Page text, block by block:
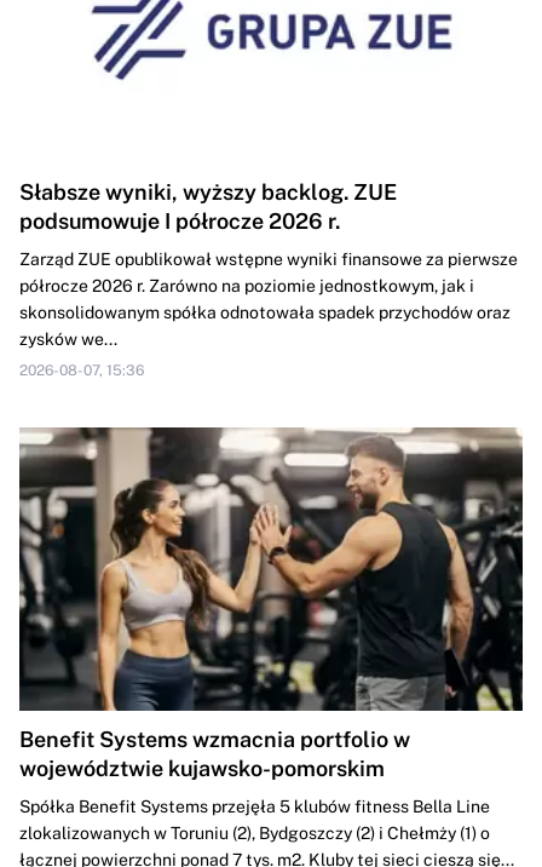
Słabsze wyniki, wyższy backlog. ZUE
podsumowuje I półrocze 2026 r.
Zarząd ZUE opublikował wstępne wyniki finansowe za pierwsze
półrocze 2026 r. Zarówno na poziomie jednostkowym, jak i
skonsolidowanym spółka odnotowała spadek przychodów oraz
zysków we...
2026-08-07, 15:36
Benefit Systems wzmacnia portfolio w
województwie kujawsko-pomorskim
Spółka Benefit Systems przejęła 5 klubów fitness Bella Line
zlokalizowanych w Toruniu (2), Bydgoszczy (2) i Chełmży (1) o
łącznej powierzchni ponad 7 tys. m2. Kluby tej sieci cieszą się...